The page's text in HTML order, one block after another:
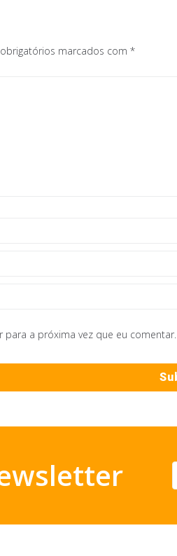
marcados com *
para a próxima vez que eu comentar.